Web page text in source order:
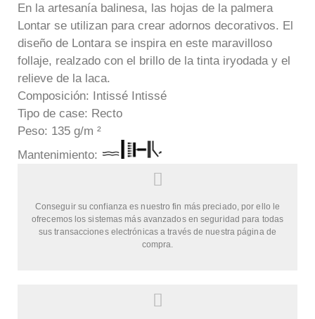
En la artesanía balinesa, las hojas de la palmera
Lontar se utilizan para crear adornos decorativos. El
diseño de Lontara se inspira en este maravilloso
follaje, realzado con el brillo de la tinta iryodada y el
relieve de la laca.
Composición: Intissé Intissé
Tipo de case: Recto
Peso: 135 g/m ²
Mantenimiento:
Conseguir su confianza es nuestro fin más preciado, por ello le
ofrecemos los sistemas más avanzados en seguridad para todas
sus transacciones electrónicas a través de nuestra página de
compra.